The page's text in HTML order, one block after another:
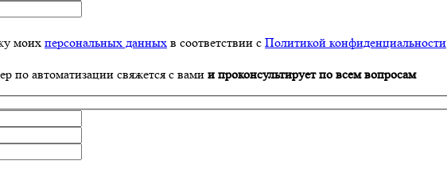
моих персональных данных в соответствии с Политикой конфиденциальности
по автоматизации свяжется с вами и проконсультирует по всем вопросам